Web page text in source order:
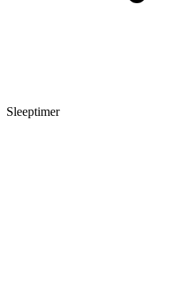
Sleeptimer